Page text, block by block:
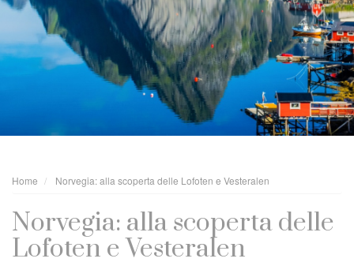
Home Norvegia: alla scoperta delle Lofoten e Vesteralen
Norvegia: alla scoperta delle
Lofoten e Vesteralen